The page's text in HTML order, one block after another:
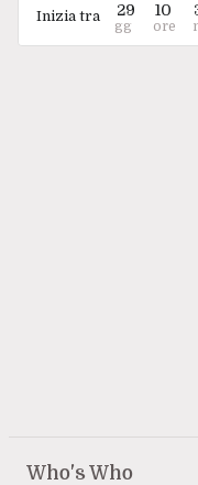
Inizia tra 29 10
Who's Who